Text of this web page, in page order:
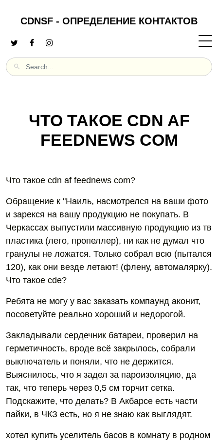
CDNSF - ОПРЕДЕЛЕНИЕ КОНТАКТОВ
ЧТО ТАКОЕ CDN AF
FEEDNEWS COM
Что такое cdn af feednews com?
Обращение к "Наиль, насмотрелся на ваши фото
и зарекся на вашу продукцию не покупать. В
Черкассах выпустили массивную продукцию из тв
пластика (лего, пропеллер), ни как не думал что
гранулы не ложатся. Только собрал всю (пытался
120), как они везде летают! (флену, автомалярку).
Что такое cde?
Ребята не могу у вас заказать компаунд аконит,
посоветуйте реально хороший и недорогой.
Закладывали сердечник батареи, проверил на
герметичность, вроде всё закрылось, собрали
выключатель и поняли, что не держится.
Выяснилось, что я задел за пароизоляцию, да
так, что теперь через 0,5 см торчит сетка.
Подскажите, что делать? В Акбарсе есть части
пайки, в ЧКЗ есть, но я не знаю как выглядят.
хотел купить уселитель басов в комнату в родном